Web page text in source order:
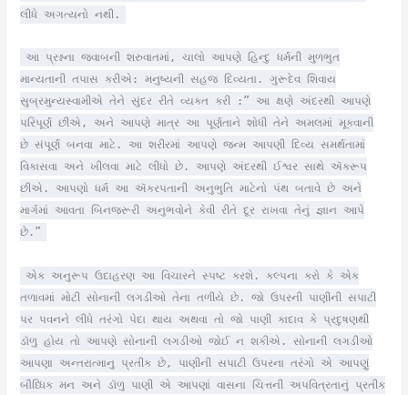
લીધે અગત્યનો નથી.
આ પ્રશ્નના જવાબની શરુવાતમાં, ચાલો આપણે હિન્દુ ધર્મની મુળભુત
માન્યતાની તપાસ કરીએ: મનુષ્યની સહજ દિવ્યતા. ગુરૂદેવ શિવાય
સુબ્રમુન્યસ્વામીએ તેને સુંદર રીતે વ્યક્ત કરી :” આ ક્ષણે અંદરથી આપણે
પરિપૂર્ણ છીએ, અને આપણે માત્ર આ પૂર્ણતાને શોધી તેને અમલમાં મૂકવાની
છે સંપૂર્ણ બનવા માટે. આ શરીરમાં આપણે જન્મ આપણી દિવ્ય સમર્થતામાં
વિકાસવા અને ખીલવા માટે લીધો છે. આપણે અંદરથી ઈશ્વર સાથે ઍકરૂપ
છીએ. આપણો ધર્મ આ ઍકરપતાની અનુભુતિ માટેનો પંથ બતાવે છે અને
માર્ગમાં આવતા બિનજરૂરી અનુભવોને કેવી રીતે દૂર રાખવા તેનું જ્ઞાન આપે
છે.”
એક અનુરૂપ ઉદાહરણ આ વિચારને સ્પષ્ટ કરશે. કલ્પના કરો કે એક
તળાવમાં મોટી સોનાની લગડીઓ તેના તળીયે છે. જો ઉપરની પાણીની સપાટી
પર પવનને લીધે તરંગો પેદા થાય અથવા તો જો પાણી કાદાવ કે પ્રદુષણથી
ડૉળુ હોય તો આપણે સોનાની લગડીઓ જોઈ ન શકીએ. સોનાની લગડીઓ
આપણા અન્તરાત્માનુ પ્રતીક છે, પાણીની સપાટી ઉપરના તરંગો એ આપણું
બૌધ્ધિક મન અને ડૉળુ પાણી એ આપણાં વાસના ચિત્તની અપવિત્રતાનું પ્રતીક